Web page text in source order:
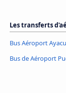
Les transferts
Bus Aéroport
Bus de Aéroport